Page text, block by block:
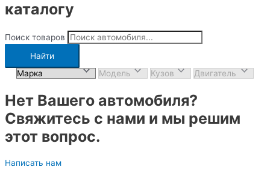
каталогу
Поиск товаров
Найти
Нет Вашего автомобиля?
Свяжитесь с нами и мы решим
этот вопрос.
Написать нам